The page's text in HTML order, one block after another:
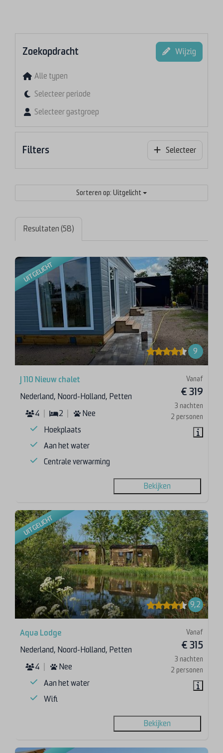
Zoekopdracht Wijzig
Alle typen
Selecteer periode
Selecteer gastgroep
Filters Selecteer
Sorteren op: Uitgelicht
Resultaten (58)
UITGELICHT
9
Vanaf
€ 319
3 nachten
2 personen
J 110 Nieuw chalet
Nederland, Noord-Holland, Petten
4
2
Nee
Hoekplaats
Aan het water
Centrale verwarming
Bekijken
UITGELICHT
9,2
Vanaf
€ 315
3 nachten
2 personen
Aqua Lodge
Nederland, Noord-Holland, Petten
4
Nee
Aan het water
Wifi
Bekijken